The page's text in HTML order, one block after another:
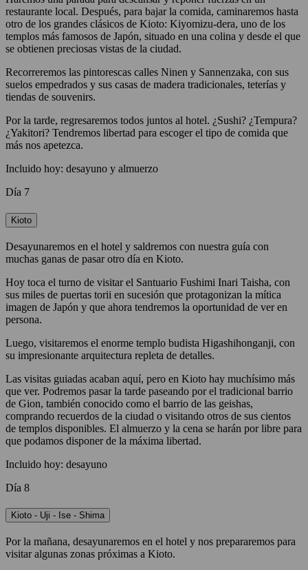
restaurante local. Después, para bajar la comida, caminaremos hasta
otro de los grandes clásicos de Kioto: Kiyomizu-dera, uno de los
templos más famosos de Japón, situado en una colina y desde el que
se obtienen preciosas vistas de la ciudad.
Recorreremos las pintorescas calles Ninen y Sannenzaka, con sus
suelos empedrados y sus casas de madera tradicionales, teterías y
tiendas de souvenirs.
Por la tarde, regresaremos todos juntos al hotel. ¿Sushi? ¿Tempura?
¿Yakitori? Tendremos libertad para escoger el tipo de comida que
más nos apetezca.
Incluido hoy: desayuno y almuerzo
Día 7
Kioto
Desayunaremos en el hotel y saldremos con nuestra guía con
muchas ganas de pasar otro día en Kioto.
Hoy toca el turno de visitar el Santuario Fushimi Inari Taisha, con
sus miles de puertas torii en sucesión que protagonizan la mítica
imagen de Japón y que ahora tendremos la oportunidad de ver en
persona.
Luego, visitaremos el enorme templo budista Higashihonganji, con
su impresionante arquitectura repleta de detalles.
Las visitas guiadas acaban aquí, pero en Kioto hay muchísimo más
que ver. Podremos pasar la tarde paseando por el tradicional barrio
de Gion, también conocido como el barrio de las geishas,
comprando recuerdos de la ciudad o visitando otros de sus cientos
de templos disponibles. El almuerzo y la cena se harán por libre para
que podamos disponer de la máxima libertad.
Incluido hoy: desayuno
Día 8
Kioto - Uji - Ise - Shima
Por la mañana, desayunaremos en el hotel y nos prepararemos para
visitar algunas zonas próximas a Kioto.